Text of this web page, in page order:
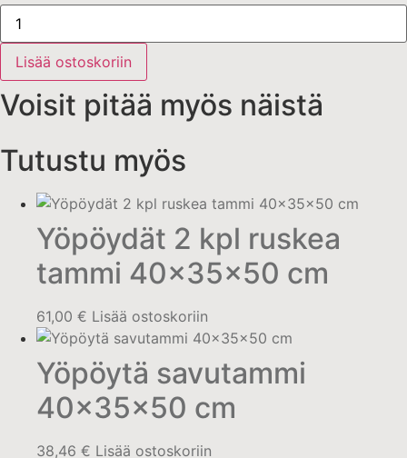
Puutarhapöytä
150x90x75cm
karkaistu
lasi
polyrottinki
valk.
määrä
Lisää ostoskoriin
Voisit pitää myös näistä
Tutustu myös
Yöpöydät 2 kpl ruskea
tammi 40x35x50 cm
61,00 € Lisää ostoskoriin
Yöpöytä savutammi
40x35x50 cm
38,46 € Lisää ostoskoriin